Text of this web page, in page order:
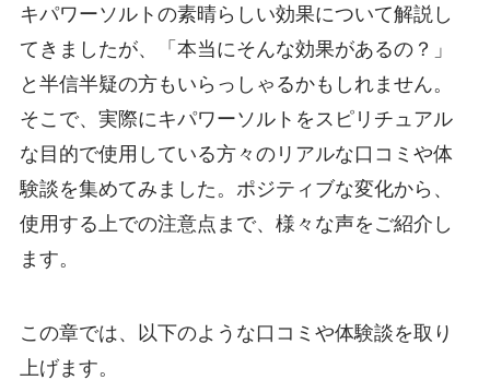
キパワーソルトの素晴らしい効果について解説し
てきましたが、「本当にそんな効果があるの？」
と半信半疑の方もいらっしゃるかもしれません。
そこで、実際にキパワーソルトをスピリチュアル
な目的で使用している方々のリアルな口コミや体
験談を集めてみました。ポジティブな変化から、
使用する上での注意点まで、様々な声をご紹介し
ます。
この章では、以下のような口コミや体験談を取り
上げます。